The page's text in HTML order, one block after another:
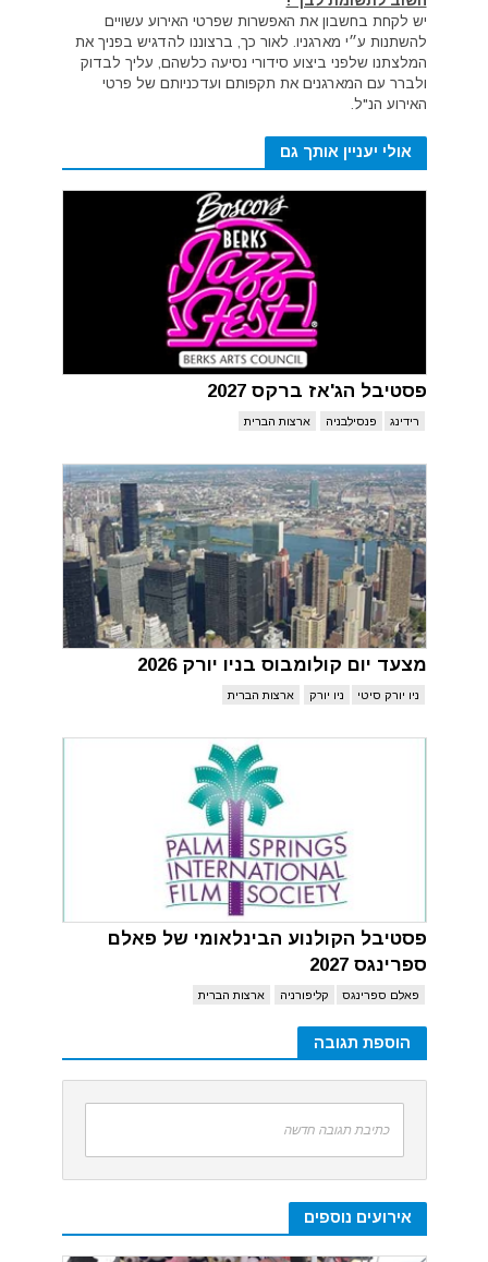
יש לקחת בחשבון את האפשרות שפרטי האירוע עשויים
להשתנות ע״י מארגניו. לאור כך, ברצוננו להדגיש בפניך את
המלצתנו שלפני ביצוע סידורי נסיעה כלשהם, עליך לבדוק
ולברר עם המארגנים את תקפותם ועדכניותם של פרטי
האירוע הנ"ל.
אולי יעניין אותך גם
פסטיבל הג'אז ברקס 2027
רידינג פנסילבניה ארצות הברית
מצעד יום קולומבוס בניו יורק 2026
ניו יורק סיטי ניו יורק ארצות הברית
פסטיבל הקולנוע הבינלאומי של פאלם
ספרינגס 2027
פאלם ספרינגס קליפורניה ארצות הברית
הוספת תגובה
כתיבת תגובה חדשה
אירועים נוספים